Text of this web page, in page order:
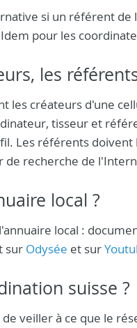
si un référent de
pour les
les
les créateurs d'une
tisseur et
Les référents doivent
de recherche de
local ?
local :
sur Odysée et sur
suisse ?
veiller à ce que le